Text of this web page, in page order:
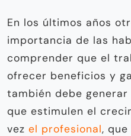
En los últimos años
importancia de las
comprender que el
ofrecer beneficios y
también debe
que estimulen el
vez el profesional,